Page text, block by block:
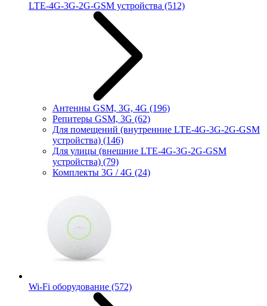
LTE-4G-3G-2G-GSM устройства (512)
Антенны GSM, 3G, 4G (196)
Репитеры GSM, 3G (62)
Для помещений (внутренние LTE-4G-3G-2G-GSM
устройства) (146)
Для улицы (внешние LTE-4G-3G-2G-GSM
устройства) (79)
Комплекты 3G / 4G (24)
Wi-Fi оборудование (572)